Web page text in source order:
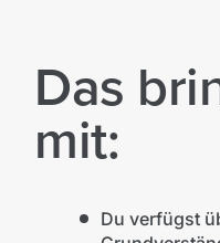
Das
mit:
Du verfügst